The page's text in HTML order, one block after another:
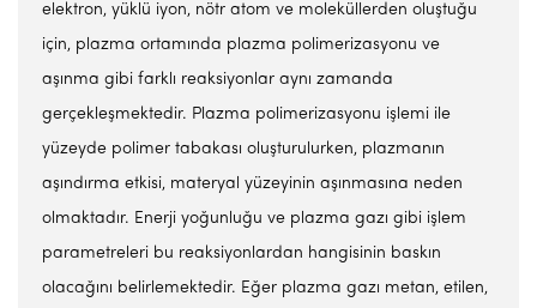
elektron, yüklü iyon, nötr atom ve moleküllerden oluştuğu
için, plazma ortamında plazma polimerizasyonu ve
aşınma gibi farklı reaksiyonlar aynı zamanda
gerçekleşmektedir. Plazma polimerizasyonu işlemi ile
yüzeyde polimer tabakası oluşturulurken, plazmanın
aşındırma etkisi, materyal yüzeyinin aşınmasına neden
olmaktadır. Enerji yoğunluğu ve plazma gazı gibi işlem
parametreleri bu reaksiyonlardan hangisinin baskın
olacağını belirlemektedir. Eğer plazma gazı metan, etilen,